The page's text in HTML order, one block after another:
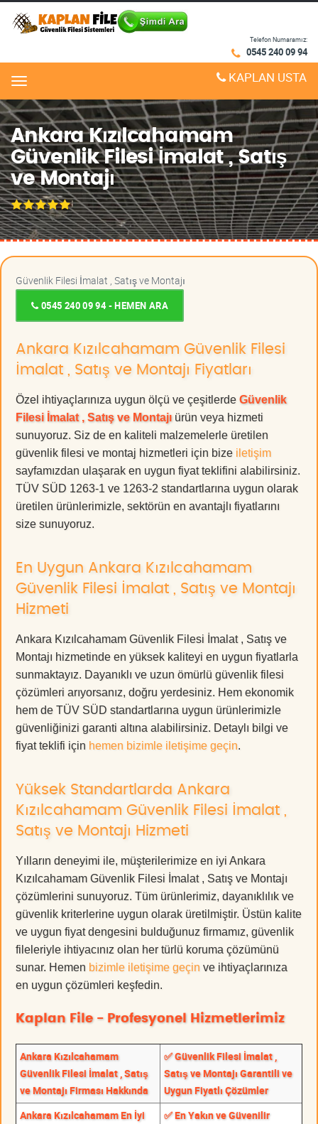
Telefon Numaramız:
0545 240 09 94
Menu KAPLAN USTA
Ankara Kızılcahamam
Güvenlik Filesi İmalat , Satış
ve Montajı
Güvenlik Filesi İmalat , Satış ve Montajı
0545 240 09 94 - HEMEN ARA
Ankara Kızılcahamam Güvenlik Filesi
İmalat , Satış ve Montajı Fiyatları
Özel ihtiyaçlarınıza uygun ölçü ve çeşitlerde Güvenlik
Filesi İmalat , Satış ve Montajıürün veya hizmeti
sunuyoruz. Siz de en kaliteli malzemelerle üretilen
güvenlik filesi ve montaj hizmetleri için bize iletişim
sayfamızdan ulaşarak en uygun fiyat teklifini alabilirsiniz.
TÜV SÜD 1263-1 ve 1263-2 standartlarına uygun olarak
üretilen ürünlerimizle, sektörün en avantajlı fiyatlarını
size sunuyoruz.
En Uygun Ankara Kızılcahamam
Güvenlik Filesi İmalat , Satış ve Montajı
Hizmeti
Ankara Kızılcahamam Güvenlik Filesi İmalat , Satış ve
Montajı hizmetinde en yüksek kaliteyi en uygun fiyatlarla
sunmaktayız. Dayanıklı ve uzun ömürlü güvenlik filesi
çözümleri arıyorsanız, doğru yerdesiniz. Hem ekonomik
hem de TÜV SÜD standartlarına uygun ürünlerimizle
güvenliğinizi garanti altına alabilirsiniz. Detaylı bilgi ve
fiyat teklifi için hemen bizimle iletişime geçin.
Yüksek Standartlarda Ankara
Kızılcahamam Güvenlik Filesi İmalat ,
Satış ve Montajı Hizmeti
Yılların deneyimi ile, müşterilerimize en iyi Ankara
Kızılcahamam Güvenlik Filesi İmalat , Satış ve Montajı
çözümlerini sunuyoruz. Tüm ürünlerimiz, dayanıklılık ve
güvenlik kriterlerine uygun olarak üretilmiştir. Üstün kalite
ve uygun fiyat dengesini bulduğunuz firmamız, güvenlik
fileleriyle ihtiyacınız olan her türlü koruma çözümünü
sunar. Hemen bizimle iletişime geçin ve ihtiyaçlarınıza
en uygun çözümleri keşfedin.
Kaplan File - Profesyonel Hizmetlerimiz
Ankara Kızılcahamam
Güvenlik Filesi İmalat , Satış
ve Montajı Firması Hakkında
✅ Güvenlik Filesi İmalat ,
Satış ve Montajı Garantili ve
Uygun Fiyatlı Çözümler
Ankara Kızılcahamam En İyi
✅ En Yakın ve Güvenilir